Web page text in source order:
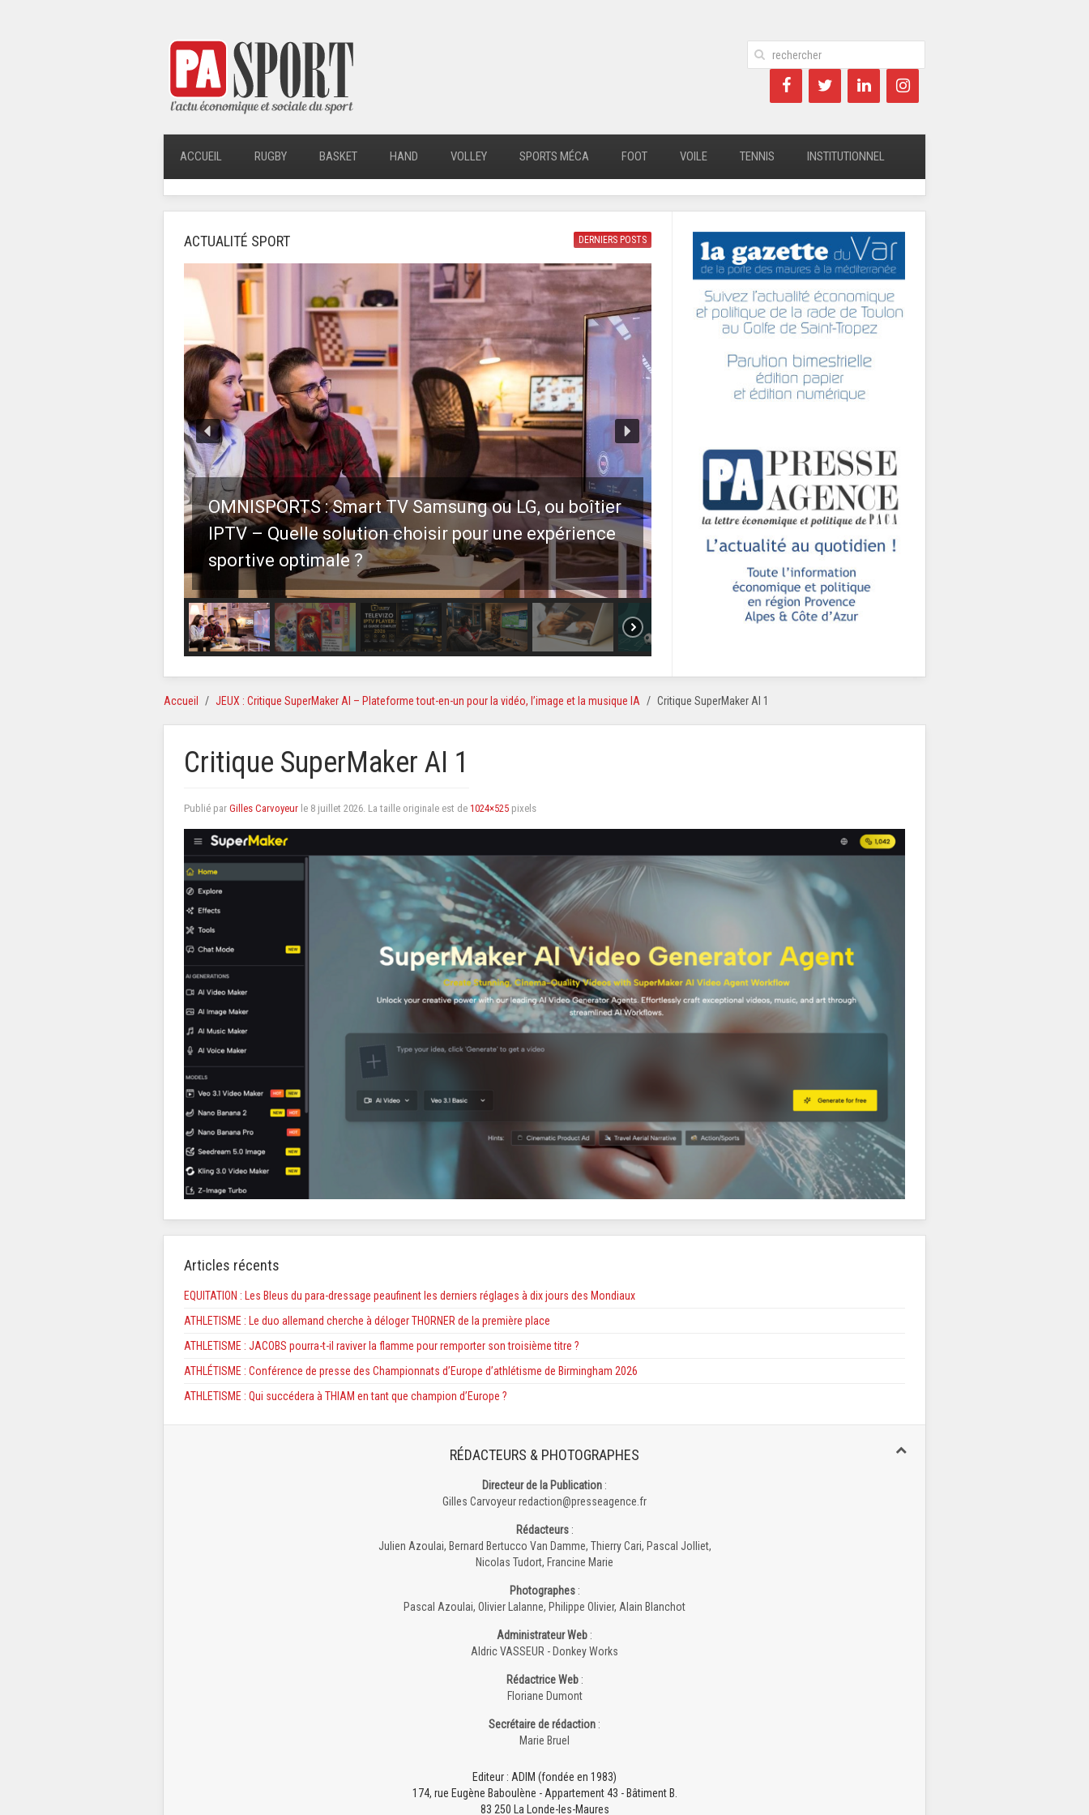
ACCUEIL RUGBY BASKET HAND VOLLEY SPORTS MÉCA FOOT VOILE TENNIS INSTITUTIONNEL
DERNIERS POSTS
ACTUALITÉ SPORT
OMNISPORTS : Smart TV Samsung ou LG, ou boîtier
IPTV – Quelle solution choisir pour une expérience
sportive optimale ?
Accueil JEUX : Critique SuperMaker AI – Plateforme tout-en-un pour la vidéo, l’image et la musique IA Critique SuperMaker AI 1
Critique SuperMaker AI 1
Publié par Gilles Carvoyeur le 8 juillet 2026. La taille originale est de 1024×525 pixels
Articles récents
EQUITATION : Les Bleus du para-dressage peaufinent les derniers réglages à dix jours des Mondiaux
ATHLETISME : Le duo allemand cherche à déloger THORNER de la première place
ATHLETISME : JACOBS pourra-t-il raviver la flamme pour remporter son troisième titre ?
ATHLÉTISME : Conférence de presse des Championnats d’Europe d’athlétisme de Birmingham 2026
ATHLETISME : Qui succédera à THIAM en tant que champion d’Europe ?
RÉDACTEURS & PHOTOGRAPHES
Directeur de la Publication :
Gilles Carvoyeur redaction@presseagence.fr
Rédacteurs:
Julien Azoulai, Bernard Bertucco Van Damme, Thierry Cari, Pascal Jolliet,
Nicolas Tudort, Francine Marie
Photographes:
Pascal Azoulai, Olivier Lalanne, Philippe Olivier, Alain Blanchot
Administrateur Web :
Aldric VASSEUR - Donkey Works
Rédactrice Web:
Floriane Dumont
Secrétaire de rédaction :
Marie Bruel
Editeur : ADIM (fondée en 1983)
174, rue Eugène Baboulène - Appartement 43 - Bâtiment B.
83 250 La Londe-les-Maures